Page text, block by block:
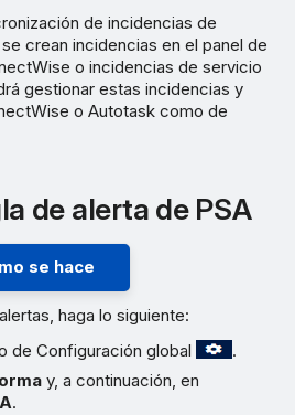
de incidencias de
crean incidencias en el panel de
o incidencias de servicio
gestionar estas incidencias y
o Autotask como de
de alerta de PSA
se hace
haga lo siguiente:
de Configuración global
.
y, a continuación, en
.